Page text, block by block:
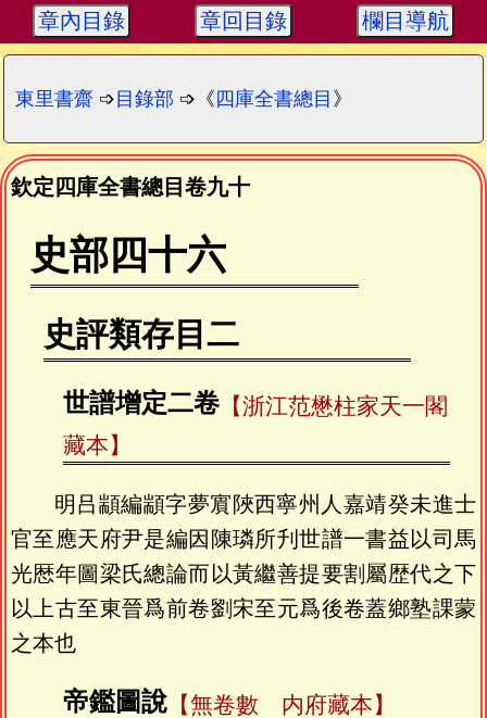
章內目錄 章回目錄 欄目導航
東里書齋 ➩目錄部 ➩《四庫全書總目 》
欽定四庫全書總目卷九十
史部四十六
史評類存目二
世譜增定二卷【浙江范懋柱家天一閣
藏本】
明吕顓編顓字夢賔陜西寧州人嘉靖癸未進士
官至應天府尹是編因陳璘所刋世譜一書益以司馬
光厯年圖梁氏總論而以黃繼善提要割屬歴代之下
以上古至東晉爲前卷劉宋至元爲後卷蓋鄉塾課蒙
之本也
帝鑑圖說 【無卷數 内府藏本】